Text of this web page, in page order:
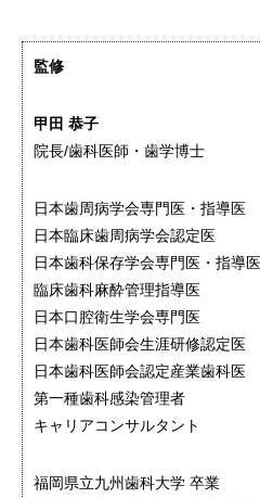
監修
甲田 恭子
院長/歯科医師・歯学博士
日本歯周病学会専門医・指導医
日本臨床歯周病学会認定医
日本歯科保存学会専門医・指導医
臨床歯科麻酔管理指導医
日本口腔衛生学会専門医
日本歯科医師会生涯研修認定医
日本歯科医師会認定産業歯科医
第一種歯科感染管理者
キャリアコンサルタント
福岡県立九州歯科大学 卒業